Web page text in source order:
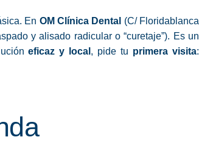
En OM Clínica Dental (C/ Floridablanca
y alisado radicular o “curetaje”). Es un
eficaz y local , pide tu primera visita: